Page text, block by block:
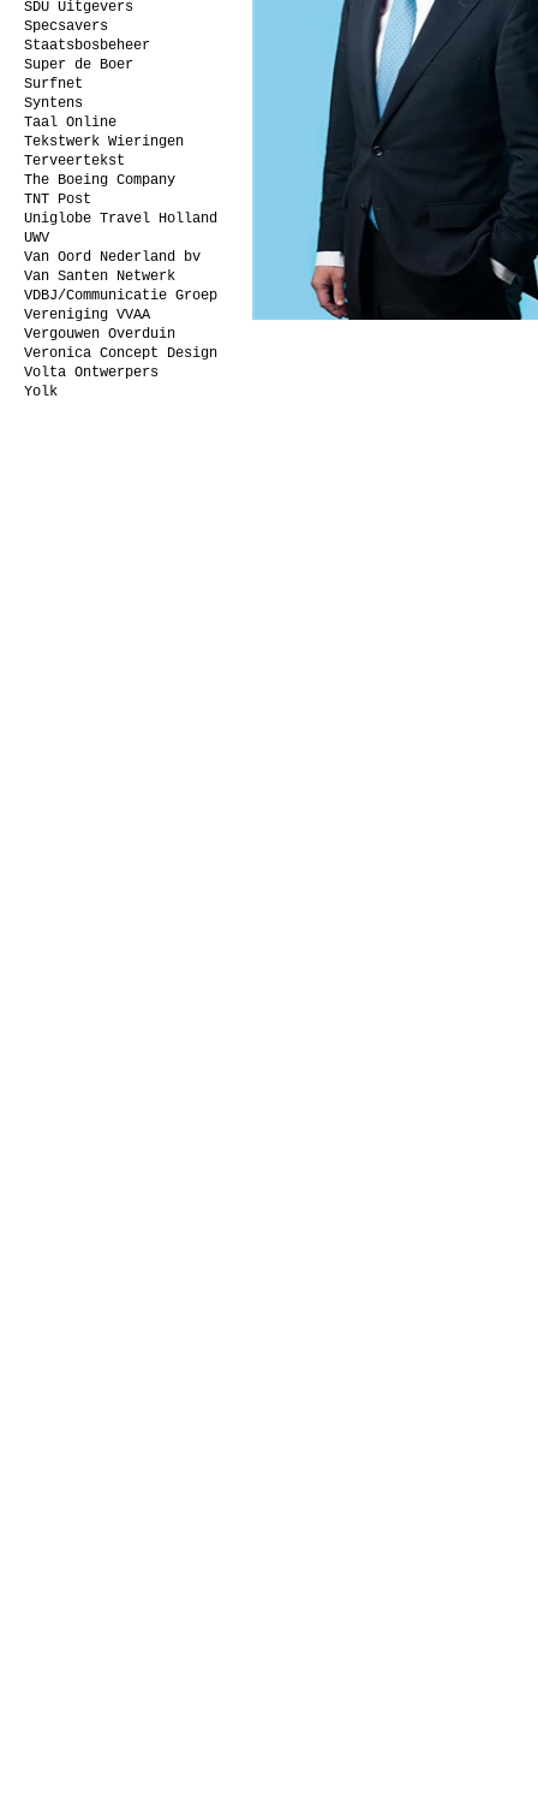
SDU Uitgevers
Specsavers
Staatsbosbeheer
Super de Boer
Surfnet
Syntens
Taal Online
Tekstwerk Wieringen
Terveertekst
The Boeing Company
TNT Post
Uniglobe Travel Holland
UWV
Van Oord Nederland bv
Van Santen Netwerk
VDBJ/Communicatie Groep
Vereniging VVAA
Vergouwen Overduin
Veronica Concept Design
Volta Ontwerpers
Yolk